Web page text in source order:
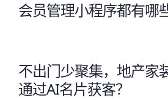
会员管理小程序都有哪
不出门少聚集，地产家
通过AI名片获客？